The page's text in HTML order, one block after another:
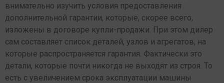
внимательно изучить условия предоставления
дополнительной гарантии, которые, скорее всего,
изложены в договоре купли-продажи. При этом дилер
сам составляет список деталей, узлов и агрегатов, на
которые распространяется гарантия. Фактически это
детали, которые почти никогда не выходят из строя. То
есть с увеличением срока эксплуатации машины